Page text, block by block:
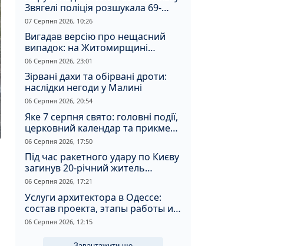
Звягелі поліція розшукала 69-
річного зловмисника
07 Серпня 2026, 10:26
Вигадав версію про нещасний
випадок: на Житомирщині
судитимуть чоловіка за вбивство
співмешканки
06 Серпня 2026, 23:01
Зірвані дахи та обірвані дроти:
наслідки негоди у Малині
06 Серпня 2026, 20:54
Яке 7 серпня свято: головні події,
церковний календар та прикмети
дня
06 Серпня 2026, 17:50
Під час ракетного удару по Києву
загинув 20-річний житель
Житомирщини
06 Серпня 2026, 17:21
Услуги архитектора в Одессе:
состав проекта, этапы работы и
стоимость
06 Серпня 2026, 12:15